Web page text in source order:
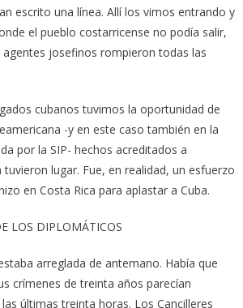
escrito una línea. Allí los vimos entrando y
el pueblo costarricense no podía salir,
agentes josefinos rompieron todas las
cubanos tuvimos la oportunidad de
-y en este caso también en la
por la SIP- hechos acreditados a
lugar. Fue, en realidad, un esfuerzo
en Costa Rica para aplastar a Cuba.
LOS DIPLOMÁTICOS
arreglada de antemano. Había que
crímenes de treinta años parecían
últimas treinta horas. Los Cancilleres